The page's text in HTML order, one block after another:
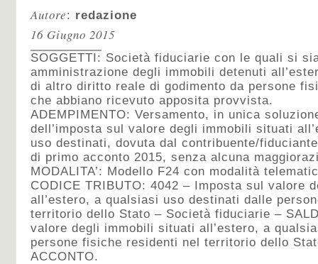
Autore: redazione
16 Giugno 2015
SOGGETTI: Società fiduciarie con le quali si
amministrazione degli immobili detenuti
di altro diritto reale di godimento da persone
che abbiano ricevuto apposita provvista.
ADEMPIMENTO: Versamento, in unica
dell’imposta sul valore degli immobili situati
uso destinati, dovuta dal contribuente/
di primo acconto 2015, senza alcuna
MODALITA’: Modello F24 con modalità
CODICE TRIBUTO: 4042 – Imposta sul valore
all’estero, a qualsiasi uso destinati dalle
territorio dello Stato – Società fiduciarie –
valore degli immobili situati all’estero, a
persone fisiche residenti nel territorio dello
ACCONTO.